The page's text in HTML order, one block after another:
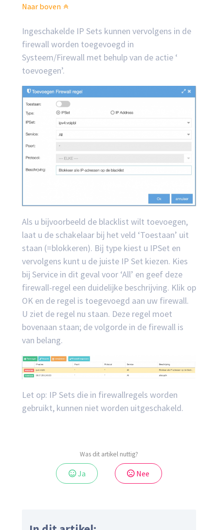
Naar boven
Ingeschakelde IP Sets kunnen vervolgens in de
firewall worden toegevoegd in
Systeem/Firewall met behulp van de actie ‘
toevoegen’.
Als u bijvoorbeeld de blacklist wilt toevoegen,
laat u de schakelaar bij het veld ‘Toestaan’ uit
staan (=blokkeren). Bij type kiest u IPSet en
vervolgens kunt u de juiste IP Set kiezen. Kies
bij Service in dit geval voor ‘All’ en geef deze
firewall-regel een duidelijke beschrijving. Klik op
OK en de regel is toegevoegd aan uw firewall.
U ziet de regel nu staan. Deze regel moet
bovenaan staan; de volgorde in de firewall is
van belang.
Let op: IP Sets die in firewallregels worden
gebruikt, kunnen niet worden uitgeschakeld.
Was dit artikel nuttig?
Ja Nee